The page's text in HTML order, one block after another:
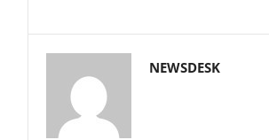
NEWSDESK